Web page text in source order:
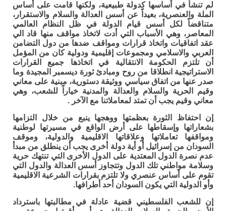
لم تنشأ في أساسها كدولة طبيعية، ولكنها قامت على أساس
الملة والعنصرية، بعيداً عن أسس العدالة والسلام والاستقرار،
متناقضاً لكل أسس قيام الدولة في ظل النظام العالمي
المعاصر، وهي الأسباب التي أدت لاتخاذ مواقف منها قاد الي
عقد اتفاقيات واتخاذ قرارات ومواقف ضدها من دول التضامن
العربي والاسلامي ومجموعات إقليمية ودولية كان من المؤمل
أن تلتزم الحكومة الانتقالية في اتخاذها جميع القرارات
الاستراتيجية انطلاقا من روح ومبادئ ثورة ديسمبر المجيدة وما
صدر عنها من اتفاق سياسي ووثيقة دستورية، مبنية على معاني
وقيم الحرية والسلام والعدالة والمدنية خياراً للشعب، وهي
معاني وقيم يجب أن تمتد لمعاملاتنا مع الآخر .
إن احتفاظ الثورة بعظمتها ووهجها ينبع من خلال التزامها
بشعاراتها وإسقاطها على أرض الواقع في مسيرتها لوطنية
ومواقفها تعاملاتها وعلاقاتها الاقليمية والدولية، وموقف
السودان من إسرائيل أو أية دولة أخرى يجب أن ينطلق من مبدأ
عدم نصرة الدول المعتدية على الدول الأخرى التي تنتهك حرية
وسلامة مواطني تلك الدول وتتجاوز أسس العدالة والدول التي
تقوم على أساس عنصري ولا تلتزم بقرارات الشرعية الاقليمية
وأو الدولية التي يكون السودان أحد أطرافها.
إن للشعب الفلسطيني قضية عادلة في مطالبتها باسترداد